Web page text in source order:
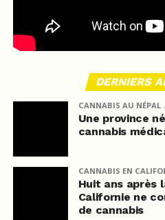
DERNIERS
CANNABIS AU NÉPAL
Une province
cannabis
CANNABIS EN
Huit ans après
Californie ne
de cannabis